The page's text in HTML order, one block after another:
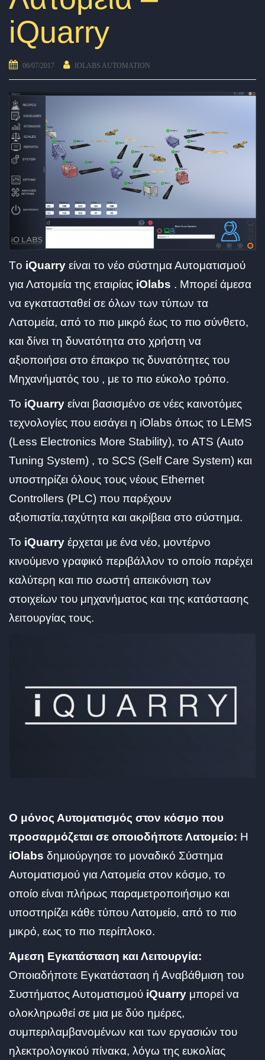
iQuarry
06/07/2017 IOLABS AUTOMATION
Τo iQuarry είναι το νέο σύστημα Αυτοματισμού
για Λατομεία της εταιρίας iOlabs . Μπορεί άμεσα
να εγκατασταθεί σε όλων των τύπων τα
Λατομεία, από το πιο μικρό έως το πιο σύνθετο,
και δίνει τη δυνατότητα στο χρήστη να
αξιοποιήσει στο έπακρο τις δυνατότητες του
Μηχανήματός του , με το πιο εύκολο τρόπο.
Το iQuarry είναι βασισμένο σε νέες καινοτόμες
τεχνολογίες που εισάγει η iOlabs όπως το LEMS
(Less Electronics More Stability), το ATS (Auto
Tuning System) , το SCS (Self Care System) και
υποστηρίζει όλους τους νέους Ethernet
Controllers (PLC) που παρέχουν
αξιοπιστία,ταχύτητα και ακρίβεια στο σύστημα.
Το iQuarry έρχεται με ένα νέο, μοντέρνο
κινούμενο γραφικό περιβάλλον το οποίο παρέχει
καλύτερη και πιο σωστή απεικόνιση των
στοιχείων του μηχανήματος και της κατάστασης
λειτουργίας τους.
Ο μόνος Αυτοματισμός στον κόσμο που
προσαρμόζεται σε οποιοδήποτε Λατομείο: Η
iOlabs δημιούργησε το μοναδικό Σύστημα
Αυτοματισμού για Λατομεία στον κόσμο, το
οποίο είναι πλήρως παραμετροποιήσιμο και
υποστηρίζει κάθε τύπου Λατομείο, από το πιο
μικρό, εως το πιο περίπλοκο.
Άμεση Εγκατάσταση και Λειτουργία:
Οποιαδήποτε Εγκατάσταση ή Αναβάθμιση του
Συστήματος Αυτοματισμού iQuarry μπορεί να
ολοκληρωθεί σε μια με δύο ημέρες,
συμπεριλαμβανομένων και των εργασιών του
ηλεκτρολογικού πίνακα, λόγω της ευκολίας